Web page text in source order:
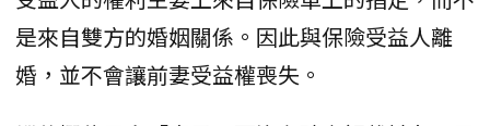
是來自雙方的婚姻關係。因此與保險受益人離
婚，並不會讓前妻受益權喪失。